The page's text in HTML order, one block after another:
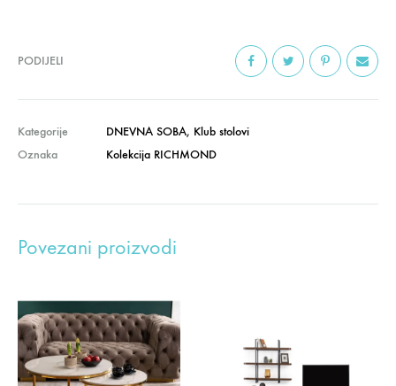
PODIJELI
Kategorije DNEVNA SOBA, Klub stolovi
Oznaka
Kolekcija RICHMOND
Povezani proizvodi